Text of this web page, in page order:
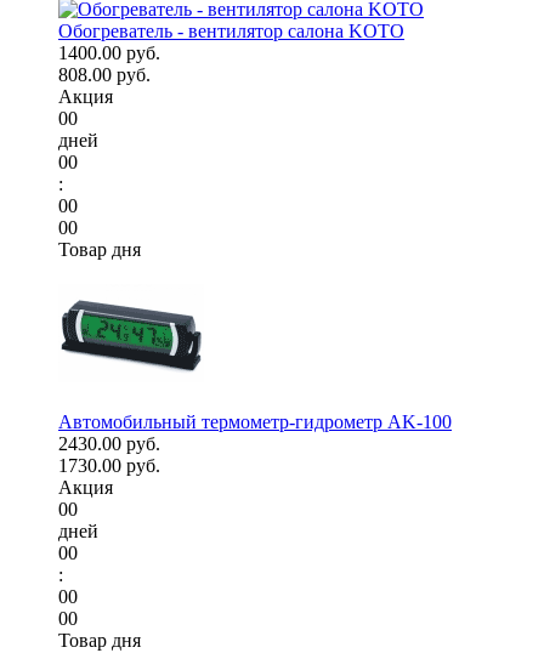
Обогреватель - вентилятор салона KOTO
1400.00 руб.
808.00 руб.
Акция
00
дней
00
:
00
00
Товар дня
Автомобильный термометр-гидрометр AK-100
2430.00 руб.
1730.00 руб.
Акция
00
дней
00
:
00
00
Товар дня